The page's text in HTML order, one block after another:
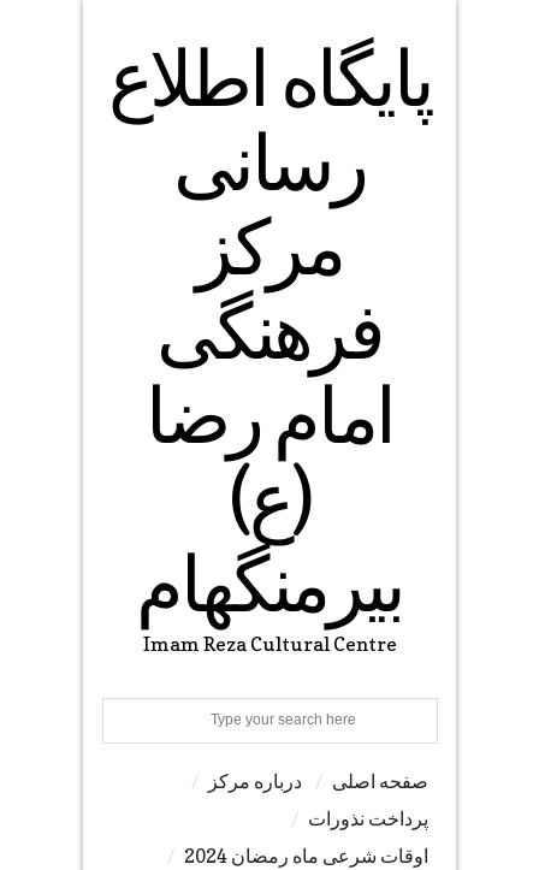
پایگاه اطلاع
رسانی
مرکز
فرهنگی
امام رضا
(ع)
بیرمنگهام
Imam Reza Cultural Centre
Search
صفحه اصلی
درباره مرکز
پرداخت نذورات
اوقات شرعی ماه رمضان 2024